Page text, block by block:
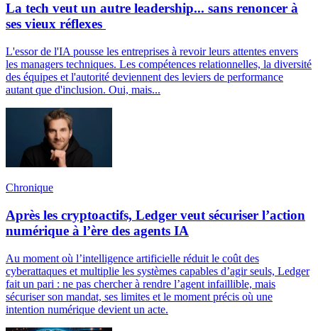
La tech veut un autre leadership... sans renoncer à
ses vieux réflexes
L'essor de l'IA pousse les entreprises à revoir leurs attentes envers
les managers techniques. Les compétences relationnelles, la diversité
des équipes et l'autorité deviennent des leviers de performance
autant que d'inclusion. Oui, mais...
Chronique
Après les cryptoactifs, Ledger veut sécuriser l’action
numérique à l’ère des agents IA
Au moment où l’intelligence artificielle réduit le coût des
cyberattaques et multiplie les systèmes capables d’agir seuls, Ledger
fait un pari : ne pas chercher à rendre l’agent infaillible, mais
sécuriser son mandat, ses limites et le moment précis où une
intention numérique devient un acte.